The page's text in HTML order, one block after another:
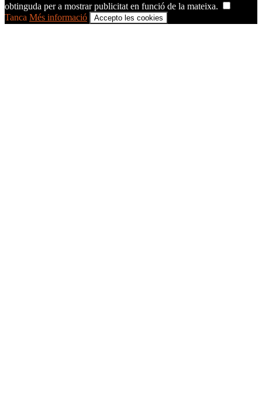
obtinguda per a mostrar publicitat en funció de la mateixa.
Tanca Més informació Accepto les cookies